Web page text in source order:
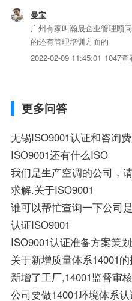
曼宝
广州有家叫瀚晟企业管理顾
的还有管理培训方面的
2022-02-09 11:45:01 1047查
更多问答
无锡ISO9001认证和咨询
ISO9001还有什么ISO
求解.关于ISO9001
认证ISO9001
ISO9001认证准备方案策
关于新增质量体系14001
新增了工厂,14001监督审